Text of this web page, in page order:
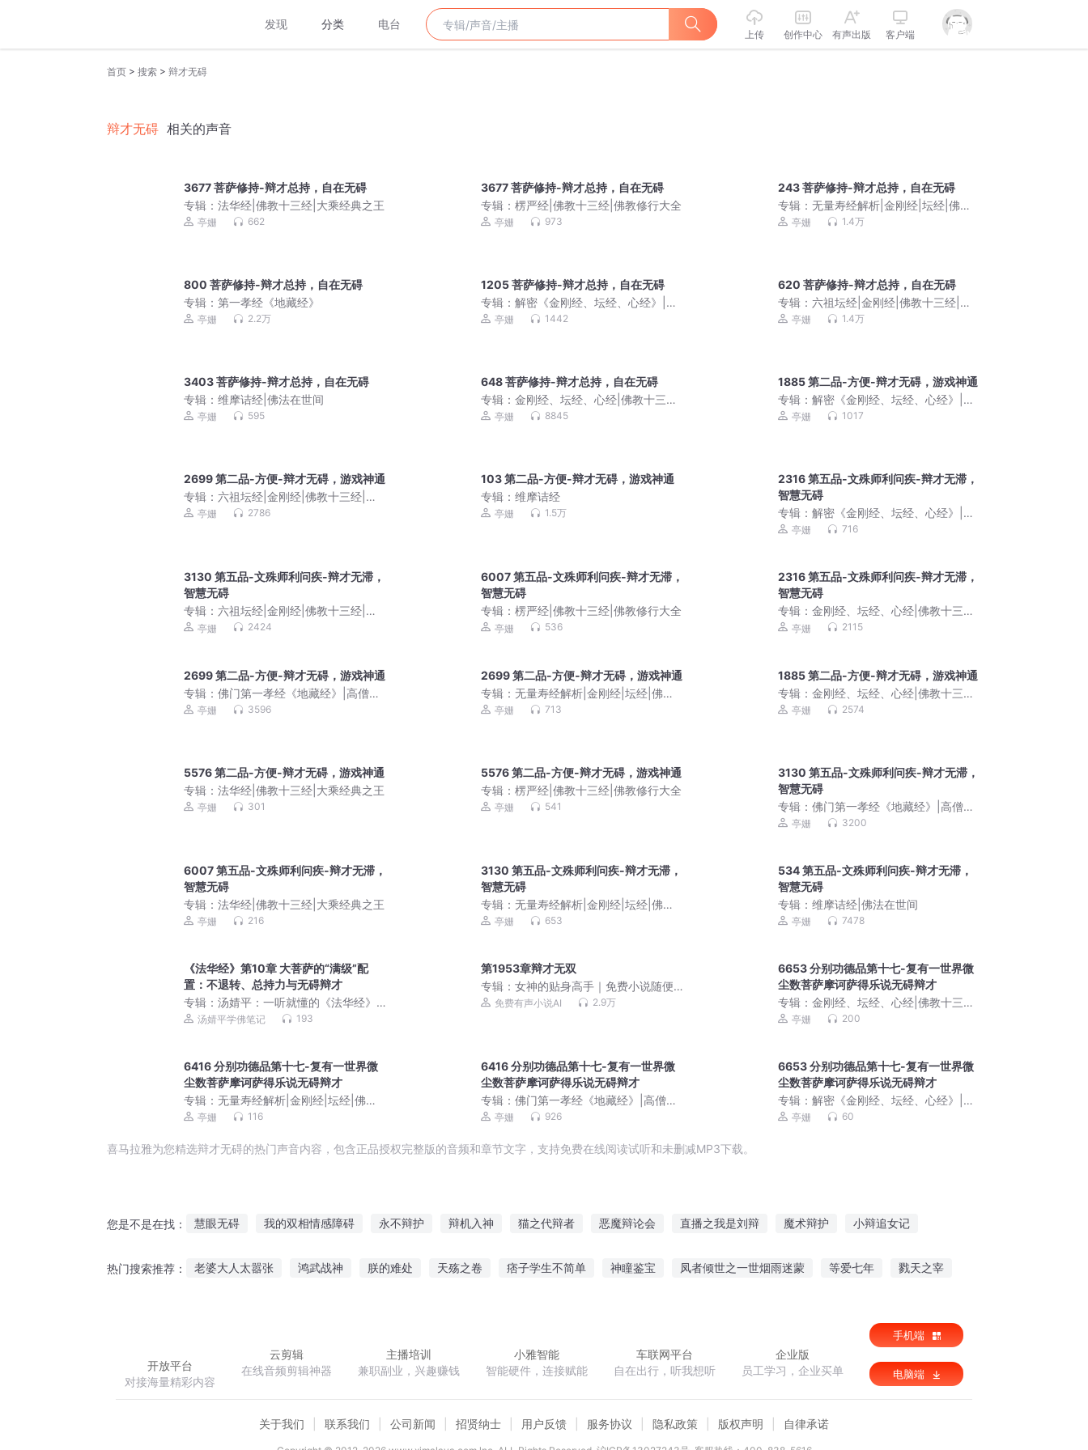
发现 分类 电台
上传 创作中心 有声出版 客户端
首页 > 搜索 > 辩才无碍
辩才无碍 相关的声音
3677 菩萨修持-辩才总持，自在无碍
专辑： 法华经|佛教十三经|大乘经典之王
亭姗 662
3677 菩萨修持-辩才总持，自在无碍
专辑：楞严经|佛教十三经|佛教修行大全
亭姗 973
243 菩萨修持-辩才总持，自在无碍
专辑：无量寿经解析|金刚经|坛经|佛教
十三经
亭姗 1.4万
800 菩萨修持-辩才总持，自在无碍
专辑： 第一孝经《地藏经》
亭姗 2.2万
1205 菩萨修持-辩才总持，自在无碍
专辑：解密《金刚经、坛经、心经》|佛
教十三经
亭姗 1442
620 菩萨修持-辩才总持，自在无碍
专辑：六祖坛经|金刚经|佛教十三经|解
读 亭姗 1.4万
3403 菩萨修持-辩才总持，自在无碍
专辑： 维摩诘经|佛法在世间
亭姗 595
648 菩萨修持-辩才总持，自在无碍
专辑：金刚经、坛经、心经|佛教十三经|
重点词语解读
亭姗 8845
1885 第二品-方便-辩才无碍，游戏神通
专辑：解密《金刚经、坛经、心经》|佛
教十三经
亭姗 1017
2699 第二品-方便-辩才无碍，游戏神通
专辑： 六祖坛经|金刚经|佛教十三经|解
读|即心即佛、顿悟成佛|慧能大师
亭姗 2786
103 第二品-方便-辩才无碍，游戏神通
专辑：维摩诘经
亭姗 1.5万
2316 第五品-文殊师利问疾-辩才无滞，
智慧无碍
专辑：解密《金刚经、坛经、心经》|佛
教十三经
亭姗 716
3130 第五品-文殊师利问疾-辩才无滞，
智慧无碍
专辑： 六祖坛经|金刚经|佛教十三经|解
读|即心即佛、顿悟成佛|慧能大师
亭姗 2424
6007 第五品-文殊师利问疾-辩才无滞，
智慧无碍
专辑：楞严经|佛教十三经|佛教修行大全
亭姗 536
2316 第五品-文殊师利问疾-辩才无滞，
智慧无碍
专辑：金刚经、坛经、心经|佛教十三经|
重点词语解读
亭姗 2115
2699 第二品-方便-辩才无碍，游戏神通
专辑： 佛门第一孝经《地藏经》|高僧们
的思维智慧|地藏菩萨的宏大誓愿
亭姗 3596
2699 第二品-方便-辩才无碍，游戏神通
专辑：无量寿经解析|金刚经|坛经|佛教
十三经|极乐世界的美好景象
亭姗 713
1885 第二品-方便-辩才无碍，游戏神通
专辑：金刚经、坛经、心经|佛教十三经|
重点词语解读
亭姗 2574
5576 第二品-方便-辩才无碍，游戏神通
专辑： 法华经|佛教十三经|大乘经典之王
亭姗 301
5576 第二品-方便-辩才无碍，游戏神通
专辑：楞严经|佛教十三经|佛教修行大全
亭姗 541
3130 第五品-文殊师利问疾-辩才无滞，
智慧无碍
专辑：佛门第一孝经《地藏经》|高僧们
的思维智慧|地藏菩萨的宏大誓愿
亭姗 3200
6007 第五品-文殊师利问疾-辩才无滞，
智慧无碍
专辑： 法华经|佛教十三经|大乘经典之王
亭姗 216
3130 第五品-文殊师利问疾-辩才无滞，
智慧无碍
专辑：无量寿经解析|金刚经|坛经|佛教
十三经|极乐世界的美好景象
亭姗 653
534 第五品-文殊师利问疾-辩才无滞，
智慧无碍
专辑：维摩诘经|佛法在世间
亭姗 7478
《法华经》第10章 大菩萨的“满级”配
置：不退转、总持力与无碍辩才
专辑： 汤婧平：一听就懂的《法华经》|
生命觉醒必修课
汤婧平学佛笔记 193
第1953章辩才无双
专辑：女神的贴身高手｜免费小说随便
听｜美女爽文
免费有声小说AI 2.9万
6653 分别功德品第十七-复有一世界微
尘数菩萨摩诃萨得乐说无碍辩才
专辑：金刚经、坛经、心经|佛教十三经|
重点词语解读
亭姗 200
6416 分别功德品第十七-复有一世界微
尘数菩萨摩诃萨得乐说无碍辩才
专辑： 无量寿经解析|金刚经|坛经|佛教
十三经|极乐世界的美好景象
亭姗 116
6416 分别功德品第十七-复有一世界微
尘数菩萨摩诃萨得乐说无碍辩才
专辑：佛门第一孝经《地藏经》|高僧们
的思维智慧|地藏菩萨的宏大誓愿
亭姗 926
6653 分别功德品第十七-复有一世界微
尘数菩萨摩诃萨得乐说无碍辩才
专辑：解密《金刚经、坛经、心经》|佛
教十三经
亭姗 60
喜马拉雅为您精选辩才无碍的热门声音内容，包含正品授权完整版的音频和章节文字，支持免费在线阅读试听和未删减MP3下载。
您是不是在找： 慧眼无碍 我的双相情感障碍 永不辩护 辩机入神 猫之代辩者 恶魔辩论会 直播之我是刘辩 魔术辩护 小辩追女记
仙路障碍多 善恶之辩 汉末皇子辩 无碍智能 相亲相碍 无罪辩护 九幽辩护人 为英雄主义辩护 辩论社的日常
热门搜索推荐： 老婆大人太嚣张 鸿武战神 朕的难处 天殇之卷 痞子学生不简单 神瞳鉴宝 凤者倾世之一世烟雨迷蒙 等爱七年 戮天之宰
开放平台
对接海量精彩内容
云剪辑
在线音频剪辑神器
主播培训
兼职副业，兴趣赚钱
小雅智能
智能硬件，连接赋能
车联网平台
自在出行，听我想听
企业版
员工学习，企业买单
手机端
电脑端
关于我们 联系我们 公司新闻 招贤纳士 用户反馈 服务协议 隐私政策 版权声明 自律承诺